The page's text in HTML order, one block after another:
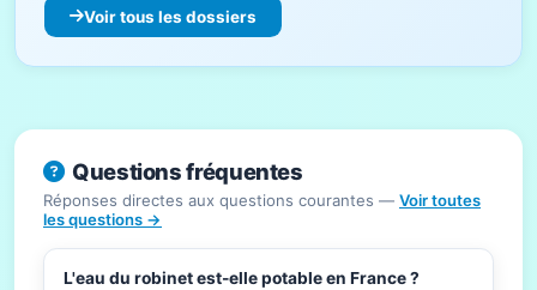
Voir tous les dossiers
Questions fréquentes
Réponses directes aux questions courantes — Voir toutes
les questions →
L'eau du robinet est-elle potable en France ?